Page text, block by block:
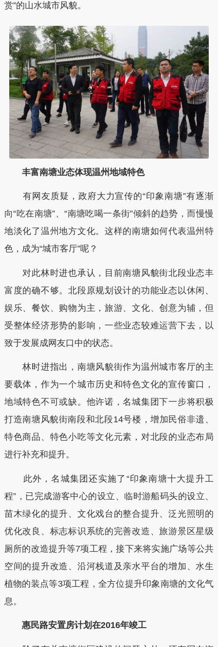
赏”的山水城市风貌。
丰富南塘业态体现温州地域特色
有网友质疑，政府大力宣传的“印象南塘”有逐渐
向“吃在南塘”、“南塘吃喝一条街”倾斜的趋势，而慢慢
地淡化了温州地方文化。这样的南塘如何代表温州特
色，成为“城市客厅”呢？
对此林时进也承认，目前南塘风貌街北段业态丰
富度的确不够。北段原规划设计的功能业态以休闲、
娱乐、餐饮、购物为主，旅游、文化、创意为辅，但
受整体经济形势的影响，一些业态较难运营下去，以
致于发展成网友口中的状态。
林时进指出，南塘风貌街作为温州城市客厅的主
要载体，作为一个城市历史和特色文化的宣传窗口，
地域特色不可或缺。他许诺，名城集团下一步将积极
打造南塘风貌街南段和北段14号楼，增加民俗非遗、
特色商品、特色小吃等文化元素，对北段的业态布局
进行补充和提升。
此外，名城集团还实施了“印象南塘十大提升工
程”，已完成游客中心的设立、临时游船码头的设立、
苗木绿化的提升、文化戏台的整合提升、泛光照明的
优化改良、标志标识系统的完善改造、旅游景区星级
厕所的改造提升等7项工程，接下来将实施广场等公共
空间的提升改造、沿河栈道及亲水平台的增加、水生
植物的装点等3项工程，全方位提升印象南塘的文化气
息。
惠民路安置房计划在2016年竣工